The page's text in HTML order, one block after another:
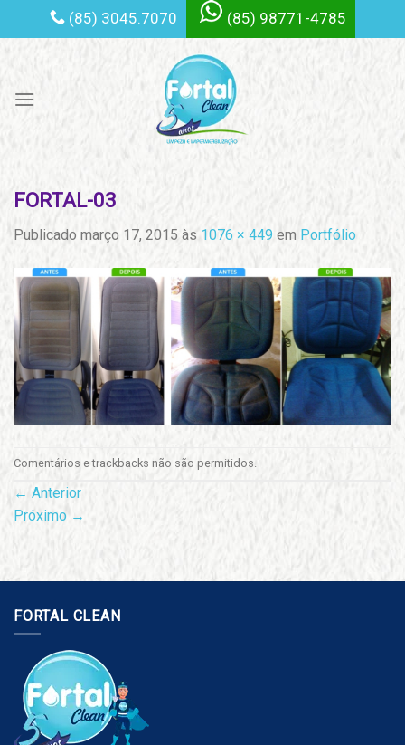
(85) 3045.7070 (85) 98771-4785
FORTAL-03
Publicado março 17, 2015 às 1076 × 449 em Portfólio
Comentários e trackbacks não são permitidos.
← Anterior
Próximo →
FORTAL CLEAN